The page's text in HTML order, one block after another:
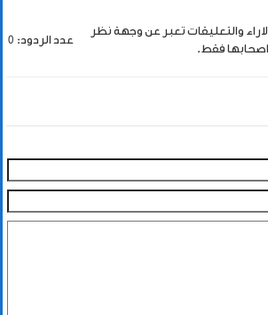
والتعليقات تعبر عن وجهة نظر
اصحابها فقط.
عدد الردود: 0